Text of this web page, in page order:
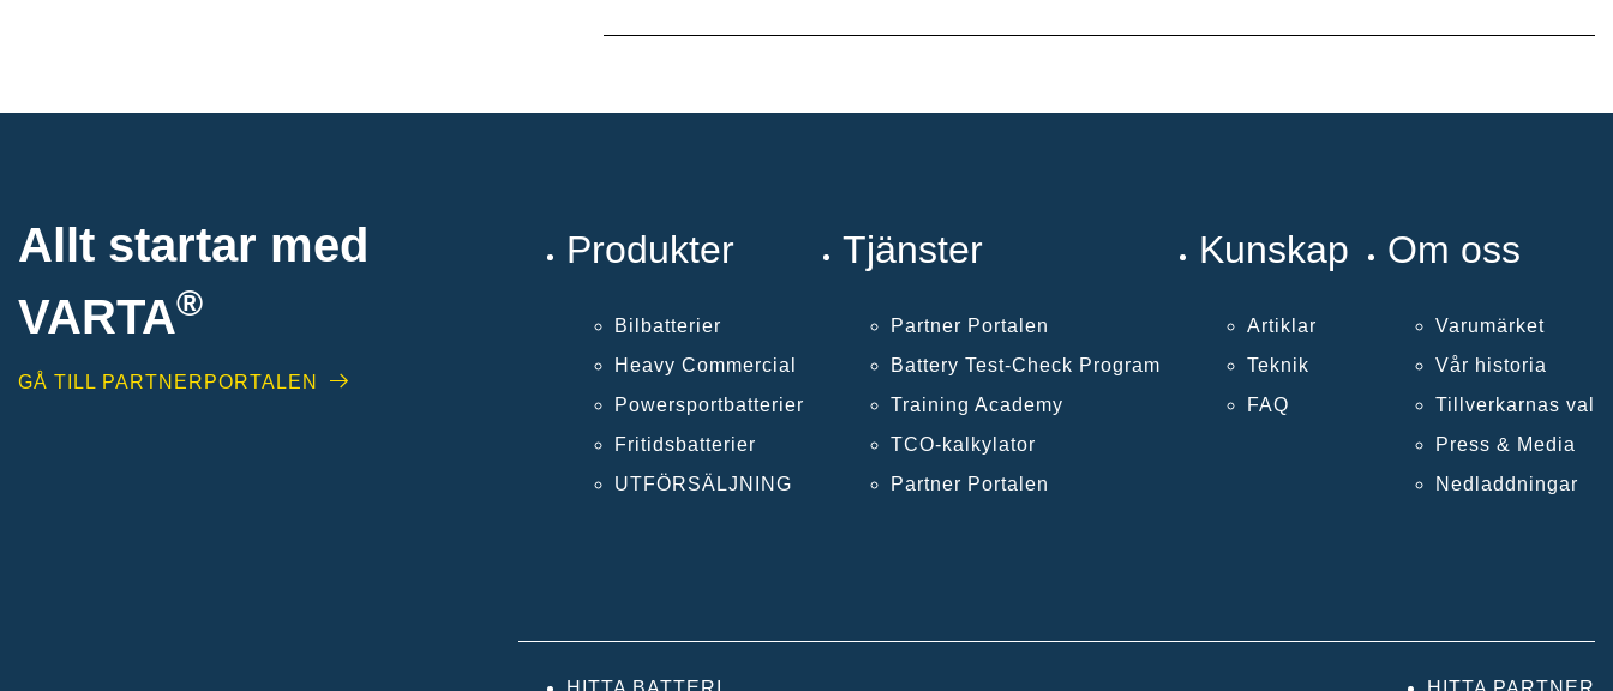
Allt startar med
VARTA®
GÅ TILL PARTNERPORTALEN
Produkter
Bilbatterier
Heavy Commercial
Powersportbatterier
Fritidsbatterier
UTFÖRSÄLJNING
Tjänster
Partner Portalen
Battery Test-Check Program
Training Academy
TCO-kalkylator
Partner Portalen
Kunskap
Artiklar
Teknik
FAQ
Om oss
Varumärket
Vår historia
Tillverkarnas val
Press & Media
Nedladdningar